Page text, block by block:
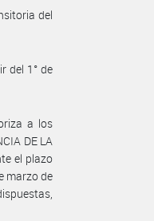
del
del 1° de
a los
DE LA
el plazo
marzo de